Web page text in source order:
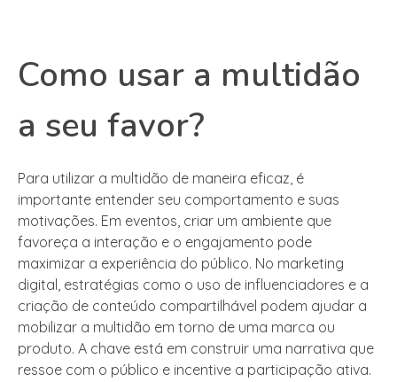
Como usar a multidão
a seu favor?
Para utilizar a multidão de maneira eficaz, é
importante entender seu comportamento e suas
motivações. Em eventos, criar um ambiente que
favoreça a interação e o engajamento pode
maximizar a experiência do público. No marketing
digital, estratégias como o uso de influenciadores e a
criação de conteúdo compartilhável podem ajudar a
mobilizar a multidão em torno de uma marca ou
produto. A chave está em construir uma narrativa que
ressoe com o público e incentive a participação ativa.